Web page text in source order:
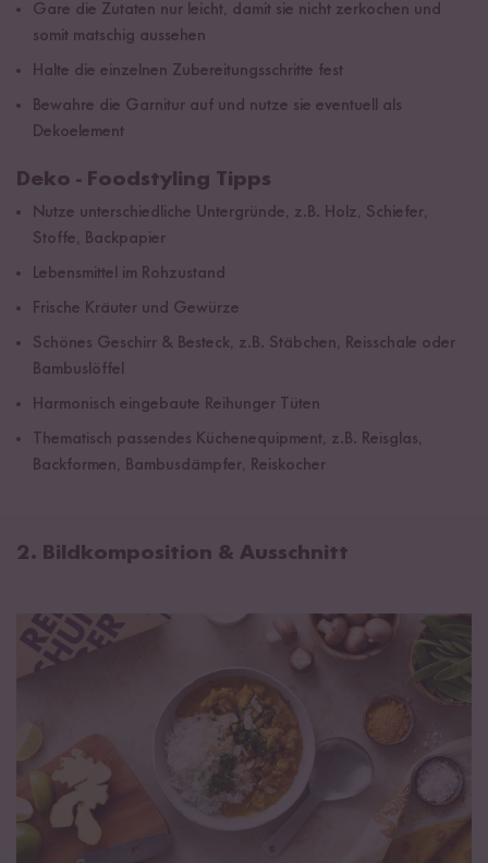
Gare die Zutaten nur leicht, damit sie nicht zerkochen und
somit matschig aussehen
Halte die einzelnen Zubereitungsschritte fest
Bewahre die Garnitur auf und nutze sie eventuell als
Dekoelement
Deko - Foodstyling Tipps
Nutze unterschiedliche Untergründe, z.B. Holz, Schiefer,
Stoffe, Backpapier
Lebensmittel im Rohzustand
Frische Kräuter und Gewürze
Schönes Geschirr & Besteck, z.B. Stäbchen, Reisschale oder
Bambuslöffel
Harmonisch eingebaute Reihunger Tüten
Thematisch passendes Küchenequipment, z.B. Reisglas,
Backformen, Bambusdämpfer, Reiskocher
2. Bildkomposition & Ausschnitt